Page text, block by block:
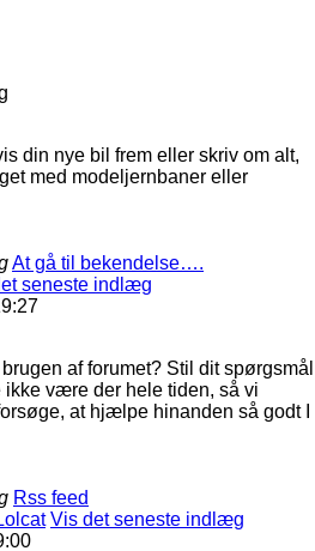
din nye bil frem eller skriv om alt,
med modeljernbaner eller
At gå til bekendelse….
seneste indlæg
af forumet? Stil dit spørgsmål
være der hele tiden, så vi
at hjælpe hinanden så godt I
Rss feed
Vis det seneste indlæg